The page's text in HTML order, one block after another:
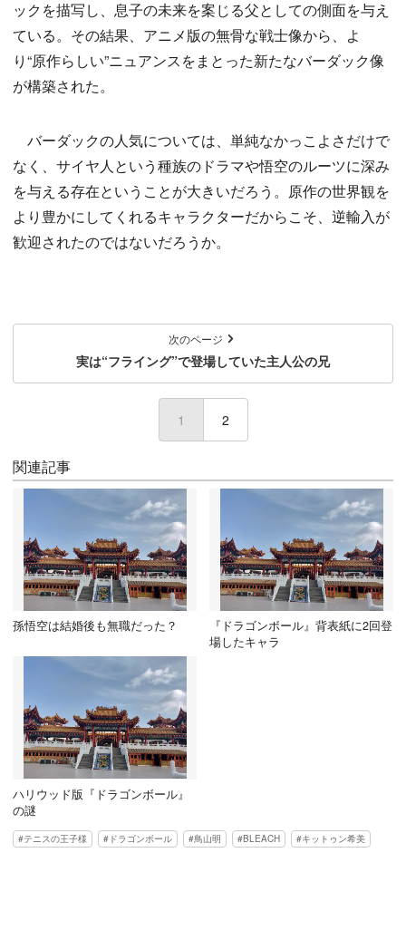
ックを描写し、息子の未来を案じる父としての側面を与え
ている。その結果、アニメ版の無骨な戦士像から、よ
り“原作らしい”ニュアンスをまとった新たなバーダック像
が構築された。
バーダックの人気については、単純なかっこよさだけで
なく、サイヤ人という種族のドラマや悟空のルーツに深み
を与える存在ということが大きいだろう。原作の世界観を
より豊かにしてくれるキャラクターだからこそ、逆輸入が
歓迎されたのではないだろうか。
次のページ
実は“フライング”で登場していた主人公の兄
1 (current)
2
関連記事
孫悟空は結婚後も無職だった？
『ドラゴンボール』背表紙に2回登
場したキャラ
ハリウッド版『ドラゴンボール』
の謎
テニスの王子様 ドラゴンボール 鳥山明 BLEACH キットゥン希美